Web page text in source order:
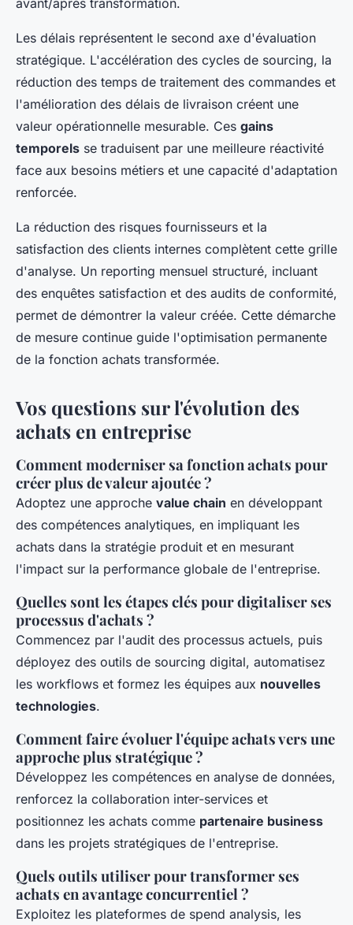
Les délais représentent le second axe d'évaluation
stratégique. L'accélération des cycles de sourcing, la
réduction des temps de traitement des commandes et
l'amélioration des délais de livraison créent une
valeur opérationnelle mesurable. Ces gains
temporels se traduisent par une meilleure réactivité
face aux besoins métiers et une capacité d'adaptation
renforcée.
La réduction des risques fournisseurs et la
satisfaction des clients internes complètent cette grille
d'analyse. Un reporting mensuel structuré, incluant
des enquêtes satisfaction et des audits de conformité,
permet de démontrer la valeur créée. Cette démarche
de mesure continue guide l'optimisation permanente
de la fonction achats transformée.
Vos questions sur l'évolution des
achats en entreprise
Comment moderniser sa fonction achats pour
créer plus de valeur ajoutée ?
Adoptez une approche value chain en développant
des compétences analytiques, en impliquant les
achats dans la stratégie produit et en mesurant
l'impact sur la performance globale de l'entreprise.
Quelles sont les étapes clés pour digitaliser ses
processus d'achats ?
Commencez par l'audit des processus actuels, puis
déployez des outils de sourcing digital, automatisez
les workflows et formez les équipes aux nouvelles
technologies.
Comment faire évoluer l'équipe achats vers une
approche plus stratégique ?
Développez les compétences en analyse de données,
renforcez la collaboration inter-services et
positionnez les achats comme partenaire business
dans les projets stratégiques de l'entreprise.
Quels outils utiliser pour transformer ses
achats en avantage concurrentiel ?
Exploitez les plateformes de spend analysis, les